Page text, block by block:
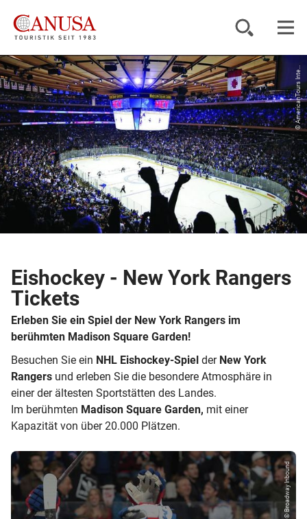
Reiseziele
Reisearten
Inspiration
Service
© AmericanTours Inte...
Eishockey - New York Rangers
Tickets
Erleben Sie ein Spiel der New York Rangers im
berühmten Madison Square Garden!
Besuchen Sie ein NHL Eishockey-Spiel der New York
Rangers und erleben Sie die besondere Atmosphäre in
einer der ältesten Sportstätten des Landes.
Im berühmten Madison Square Garden, mit einer
Kapazität von über 20.000 Plätzen.
© Broadway Inbound